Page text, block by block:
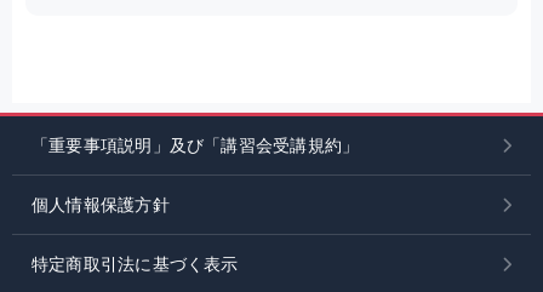
「重要事項説明」及び「講習会受講規約」
個人情報保護方針
特定商取引法に基づく表示